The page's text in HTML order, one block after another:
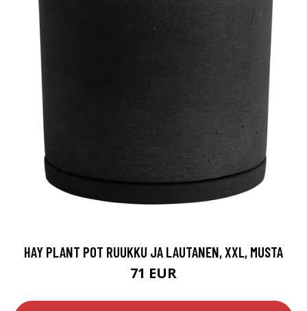
HAY PLANT POT RUUKKU JA LAUTANEN, XXL, MUSTA
71 EUR